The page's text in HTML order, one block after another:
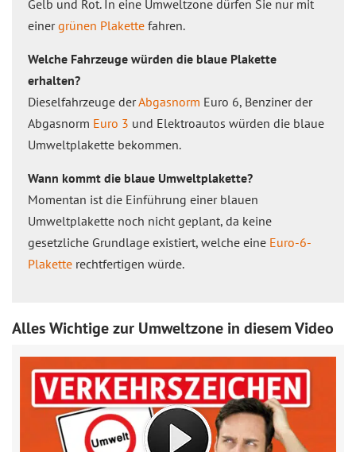
Gelb und Rot. In eine Umweltzone dürfen Sie nur mit
einergrünen Plakette fahren.
Welche Fahrzeuge würden die blaue Plakette
erhalten?
Dieselfahrzeuge derAbgasnorm Euro 6, Benziner der
Abgasnorm Euro 3 und Elektroautos würden die blaue
Umweltplakette bekommen.
Wann kommt die blaue Umweltplakette?
Momentan ist die Einführung einer blauen
Umweltplakette noch nicht geplant, da keine
gesetzliche Grundlage existiert, welche eine Euro-6-
Plakette rechtfertigen würde.
Alles Wichtige zur Umweltzone in diesem Video